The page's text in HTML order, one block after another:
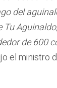
del
de 600
el ministro